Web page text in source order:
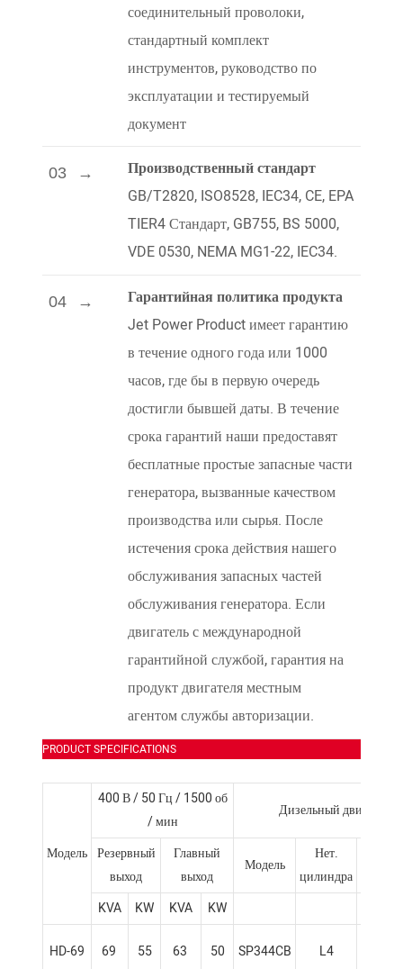
соединительный проволоки,
стандартный комплект
инструментов, руководство по
эксплуатации и тестируемый
документ
03
Производственный стандарт
GB/T2820, ISO8528, IEC34, CE, EPA
TIER4 Стандарт, GB755, BS 5000,
VDE 0530, NEMA MG1-22, IEC34.
04
Гарантийная политика продукта
Jet Power Product имеет гарантию
в течение одного года или 1000
часов, где бы в первую очередь
достигли бывшей даты. В течение
срока гарантий наши предоставят
бесплатные простые запасные части
генератора, вызванные качеством
производства или сырья. После
истечения срока действия нашего
обслуживания запасных частей
обслуживания генератора. Если
двигатель с международной
гарантийной службой, гарантия на
продукт двигателя местным
агентом службы авторизации.
PRODUCT SPECIFICATIONS
Модель
400 В / 50 Гц / 1500 об
/ мин
Дизельный
Резервный
выход
Главный
выход
Модель
Нет.
цилиндра
KVA KW KVA KW
HD-69 69 55 63 50 SP344CB L4